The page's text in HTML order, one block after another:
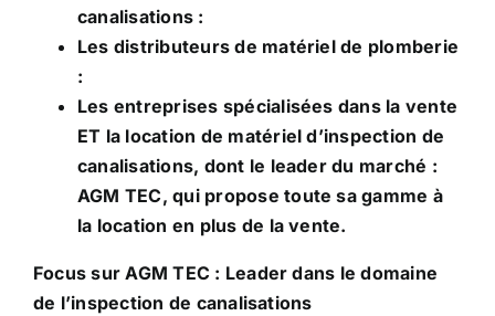
canalisations :
Les distributeurs de matériel de plomberie
:
Les entreprises spécialisées dans la vente
ET la location de matériel d’inspection de
canalisations, dont le leader du marché :
AGM TEC, qui propose toute sa gamme à
la location en plus de la vente.
Focus sur AGM TEC : Leader dans le domaine
de l’inspection de canalisations